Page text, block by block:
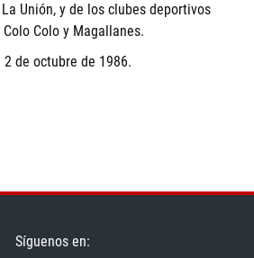
Unión, y de los clubes deportivos
Colo y Magallanes.
de octubre de 1986.
Síguenos en: